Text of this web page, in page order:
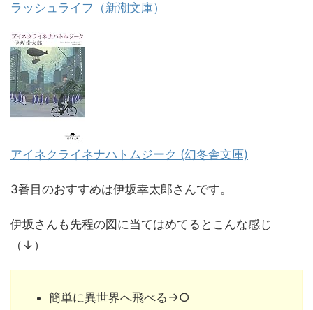
ラッシュライフ（新潮文庫）
アイネクライネナハトムジーク (幻冬舎文庫)
3番目のおすすめは伊坂幸太郎さんです。
伊坂さんも先程の図に当てはめてるとこんな感じ
（↓）
簡単に異世界へ飛べる→○